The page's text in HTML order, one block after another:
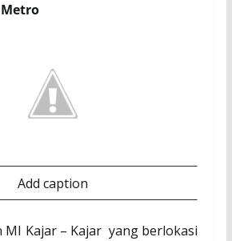
Add caption
MI Kajar – Kajar yang berlokasi